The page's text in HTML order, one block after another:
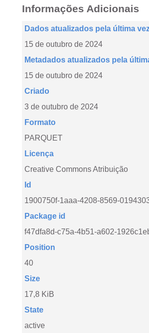
Informações Adicionais
Dados atualizados pela última
15 de outubro de 2024
Metadados atualizados pela
15 de outubro de 2024
Criado
3 de outubro de 2024
Formato
PARQUET
Licença
Creative Commons Atribuição
Id
1900750f-1aaa-4208-8569-
Package id
f47dfa8d-c75a-4b51-a602-
Position
40
Size
17,8 KiB
State
active